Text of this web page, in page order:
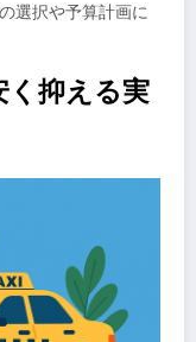
選択や予算計画に
抑える実